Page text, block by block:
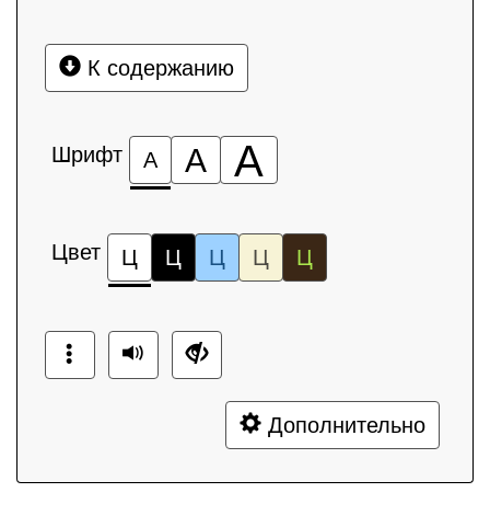
К содержанию
Шрифт А А А
Цвет Ц Ц Ц Ц Ц
Дополнительно